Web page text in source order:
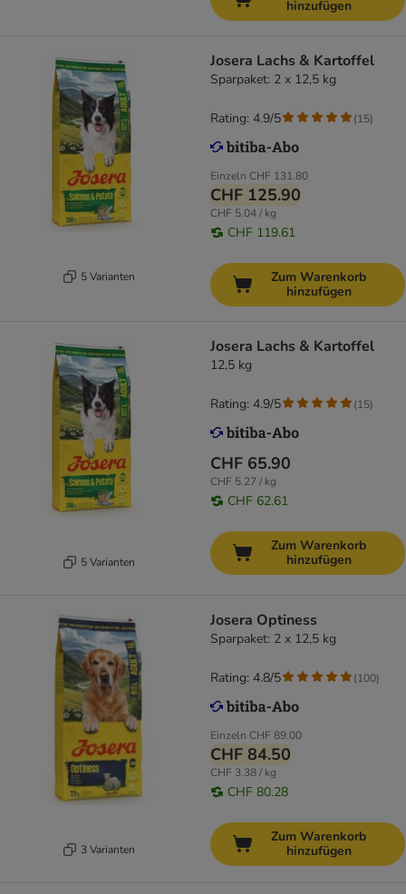
hinzufügen
5 Varianten
Josera Lachs & Kartoffel
Sparpaket: 2 x 12,5 kg
Einzeln CHF 131.80
CHF 125.90
CHF 5.04 / kg
CHF 119.61
Rating: 4.9/5 (15)
Zum Warenkorb
hinzufügen
5 Varianten
Josera Lachs & Kartoffel
12,5 kg
CHF 65.90
CHF 5.27 / kg
CHF 62.61
Rating: 4.9/5 (15)
Zum Warenkorb
hinzufügen
3 Varianten
Josera Optiness
Sparpaket: 2 x 12,5 kg
Einzeln CHF 89.00
CHF 84.50
CHF 3.38 / kg
CHF 80.28
Rating: 4.8/5 (100)
Zum Warenkorb
hinzufügen